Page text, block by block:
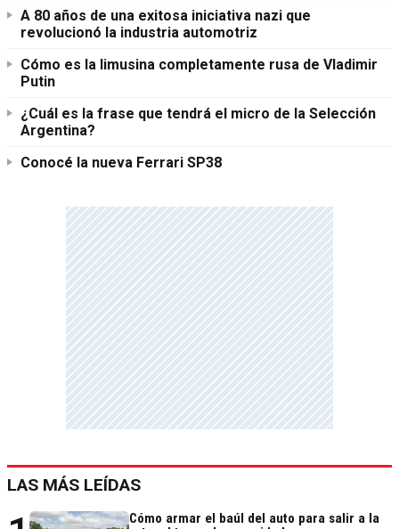
A 80 años de una exitosa iniciativa nazi que
revolucionó la industria automotriz
Cómo es la limusina completamente rusa de Vladimir
Putin
¿Cuál es la frase que tendrá el micro de la Selección
Argentina?
Conocé la nueva Ferrari SP38
LAS MÁS LEÍDAS
Cómo armar el baúl del auto para salir a la